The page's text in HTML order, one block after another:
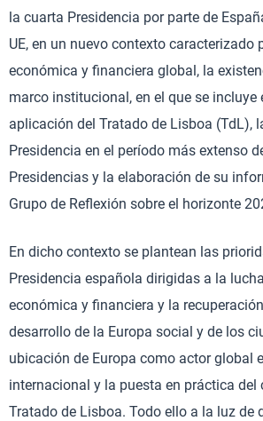
la cuarta Presidencia por parte de
UE, en un nuevo contexto caracterizado
económica y financiera global, la
marco institucional, en el que se incluye
aplicación del Tratado de Lisboa (TdL),
Presidencia en el período más extenso
Presidencias y la elaboración de su
Grupo de Reflexión sobre el horizonte
En dicho contexto se plantean las
Presidencia española dirigidas a la
económica y financiera y la
desarrollo de la Europa social y de los
ubicación de Europa como actor global
internacional y la puesta en práctica del
Tratado de Lisboa. Todo ello a la luz de